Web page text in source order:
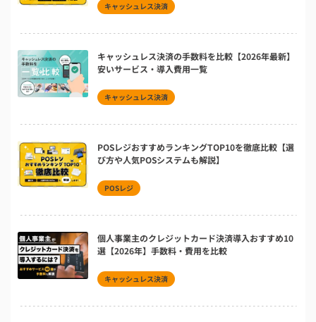
キャッシュレス決済
キャッシュレス決済の手数料を比較【2026年最新】
安いサービス・導入費用一覧
キャッシュレス決済
POSレジおすすめランキングTOP10を徹底比較【選
び方や人気POSシステムも解説】
POSレジ
個人事業主のクレジットカード決済導入おすすめ10
選【2026年】手数料・費用を比較
キャッシュレス決済